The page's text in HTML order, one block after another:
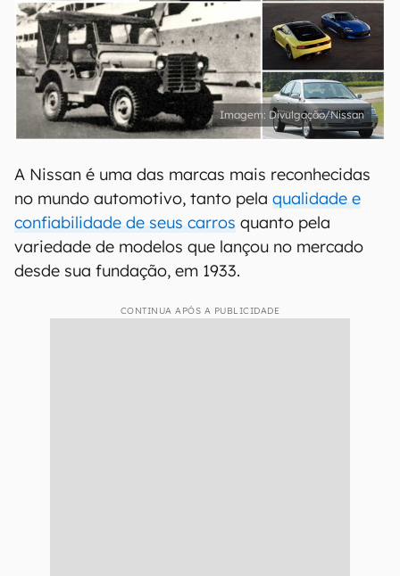
Divulgação/Nissan
A Nissan é uma das marcas mais reconhecidas
no mundo automotivo, tanto pela qualidade e
confiabilidade de seus carros quanto pela
variedade de modelos que lançou no mercado
desde sua fundação, em 1933.
CONTINUA APÓS A PUBLICIDADE